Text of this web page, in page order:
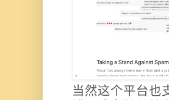
当然这个平台也